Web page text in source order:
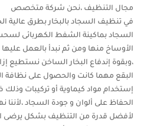
مجال التنظيف ،نحن شركة متخصص
في تنظيف السجاد بالبخار بطرق عالية
السجاد بماكينة الشفط الكهربائى
الأوساخ منها ومن ثم نبدأ بالعمل
،وبقوة إندفاع البخار الساخن نستطيع
البقع مهما كانت والحصول على
إستخدام مواد كيماوية أو تركيبات وذلك
الحفاظ على ألوان و جودة السجاد
لأفضل قدرة من التنظيف بشكل يرضى